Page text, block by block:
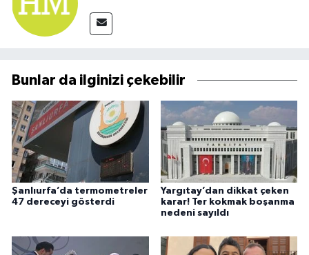
Bunlar da ilginizi çekebilir
Şanlıurfa’da termometreler
47 dereceyi gösterdi
Yargıtay’dan dikkat çeken
karar! Ter kokmak boşanma
nedeni sayıldı